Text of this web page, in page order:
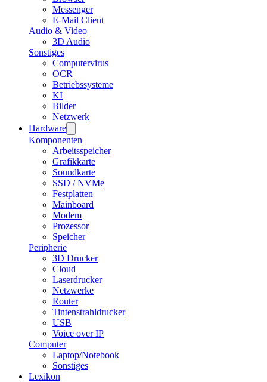
Messenger
E-Mail Client
Audio & Video
3D Audio
Sonstiges
Computervirus
OCR
Betriebssysteme
KI
Bilder
Netzwerk
Hardware
Komponenten
Arbeitsspeicher
Grafikkarte
Soundkarte
SSD / NVMe
Festplatten
Mainboard
Modem
Prozessor
Speicher
Peripherie
3D Drucker
Cloud
Laserdrucker
Netzwerke
Router
Tintenstrahldrucker
USB
Voice over IP
Computer
Laptop/Notebook
Sonstiges
Lexikon